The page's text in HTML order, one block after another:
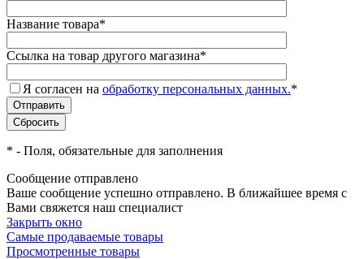
Название товара*
Ссылка на товар другого магазина*
Я согласен на обработку персональных данных.*
* - Поля, обязательные для заполнения
Сообщение отправлено
Ваше сообщение успешно отправлено. В ближайшее время с
Вами свяжется наш специалист
Закрыть окно
Самые продаваемые товары
Просмотренные товары